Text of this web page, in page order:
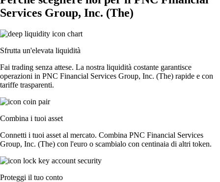
Services Group, Inc. (The)
Sfrutta un'elevata liquidità
Fai trading senza attese. La nostra liquidità costante garantisce
operazioni in PNC Financial Services Group, Inc. (The) rapide e con
tariffe trasparenti.
Combina i tuoi asset
Connetti i tuoi asset al mercato. Combina PNC Financial Services
Group, Inc. (The) con l'euro o scambialo con centinaia di altri token.
Proteggi il tuo conto